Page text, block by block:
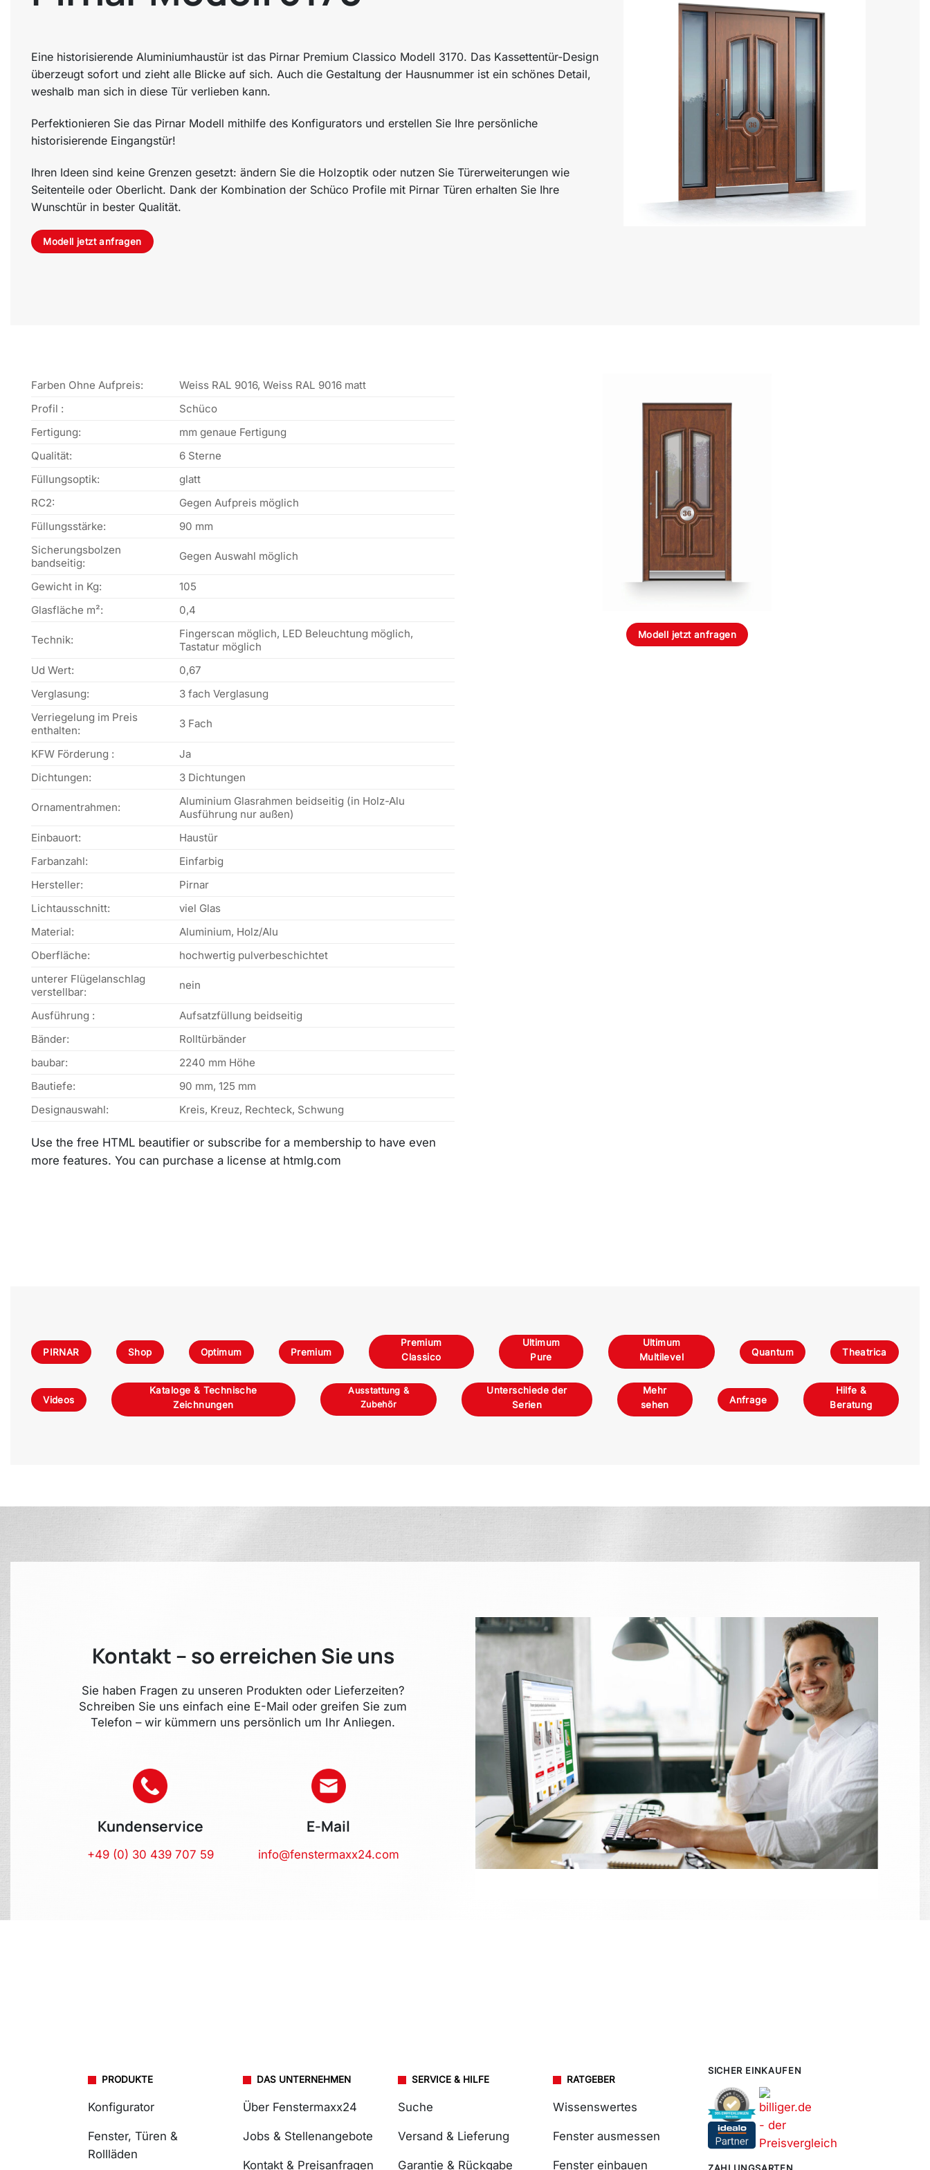
Eine historisierende Aluminiumhaustür ist das Pirnar Premium Classico Modell 3170. Das Kassettentür-Design
überzeugt sofort und zieht alle Blicke auf sich. Auch die Gestaltung der Hausnummer ist ein schönes Detail,
weshalb man sich in diese Tür verlieben kann.
Perfektionieren Sie das Pirnar Modell mithilfe des Konfigurators und erstellen Sie Ihre persönliche
historisierende Eingangstür!
Ihren Ideen sind keine Grenzen gesetzt: ändern Sie die Holzoptik oder nutzen Sie Türerweiterungen wie
Seitenteile oder Oberlicht. Dank der Kombination der Schüco Profile mit Pirnar Türen erhalten Sie Ihre
Wunschtür in bester Qualität.
Modell jetzt anfragen
Farben Ohne Aufpreis:
Weiss RAL 9016, Weiss RAL 9016 matt
Profil :
Schüco
Fertigung:
mm genaue Fertigung
Qualität:
6 Sterne
Füllungsoptik:
glatt
RC2:
Gegen Aufpreis möglich
Füllungsstärke:
90 mm
Sicherungsbolzen
bandseitig:
Gegen Auswahl möglich
Gewicht in Kg:
105
Glasfläche m²:
0,4
Technik:
Fingerscan möglich, LED Beleuchtung möglich,
Tastatur möglich
Ud Wert:
0,67
Verglasung:
3 fach Verglasung
Verriegelung im Preis
enthalten:
3 Fach
KFW Förderung :
Ja
Dichtungen:
3 Dichtungen
Ornamentrahmen:
Aluminium Glasrahmen beidseitig (in Holz-Alu
Ausführung nur außen)
Einbauort:
Haustür
Farbanzahl:
Einfarbig
Hersteller:
Pirnar
Lichtausschnitt:
viel Glas
Material:
Aluminium, Holz/Alu
Oberfläche:
hochwertig pulverbeschichtet
unterer Flügelanschlag
verstellbar:
nein
Ausführung :
Aufsatzfüllung beidseitig
Bänder:
Rolltürbänder
baubar:
2240 mm Höhe
Bautiefe:
90 mm, 125 mm
Designauswahl:
Kreis, Kreuz, Rechteck, Schwung
Use the free HTML beautifier or subscribe for a membership to have even
more features. You can purchase a license at htmlg.com
Modell jetzt anfragen
PIRNAR Shop Optimum Premium
Premium
Classico
Ultimum
Pure
Ultimum
Multilevel
Quantum Theatrica
Videos
Kataloge & Technische
Zeichnungen
Ausstattung &
Zubehör
Unterschiede der
Serien
Mehr
sehen
Anfrage
Hilfe &
Beratung
Kontakt – so erreichen Sie uns
Sie haben Fragen zu unseren Produkten oder Lieferzeiten?
Schreiben Sie uns einfach eine E-Mail oder greifen Sie zum
Telefon – wir kümmern uns persönlich um Ihr Anliegen.
Kundenservice
+49 (0) 30 439 707 59
E-Mail
info@fenstermaxx24.com
PRODUKTE
Konfigurator
Fenster, Türen &
Rollläden
DAS UNTERNEHMEN
Über Fenstermaxx24
Jobs & Stellenangebote
Kontakt & Preisanfragen
SERVICE & HILFE
Suche
Versand & Lieferung
Garantie & Rückgabe
RATGEBER
Wissenswertes
Fenster ausmessen
Fenster einbauen
SICHER EINKAUFEN